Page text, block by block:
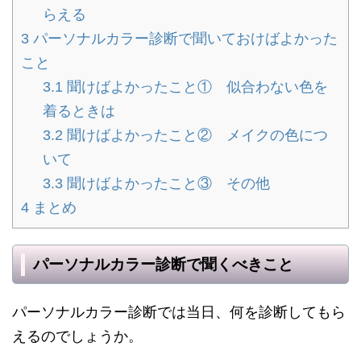
らえる
3 パーソナルカラー診断で聞いておけばよかった
こと
3.1 聞けばよかったこと① 似合わない色を
着るときは
3.2 聞けばよかったこと② メイクの色につ
いて
3.3 聞けばよかったこと③ その他
4 まとめ
パーソナルカラー診断で聞くべきこと
パーソナルカラー診断では当日、何を診断してもら
えるのでしょうか。